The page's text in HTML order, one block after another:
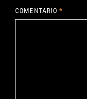
COMENTARIO*